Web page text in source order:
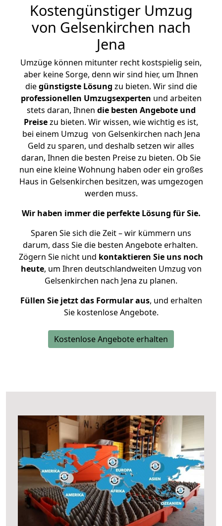
Kostengünstiger Umzug
von Gelsenkirchen nach
Jena
Umzüge können mitunter recht kostspielig sein,
aber keine Sorge, denn wir sind hier, um Ihnen
diegünstigste Lösung zu bieten. Wir sind die
professionellen Umzugsexperten und arbeiten
stets daran, Ihnen die besten Angebote und
Preisezu bieten. Wir wissen, wie wichtig es ist,
bei einem Umzug von Gelsenkirchen nach Jena
Geld zu sparen, und deshalb setzen wir alles
daran, Ihnen die besten Preise zu bieten. Ob Sie
nun eine kleine Wohnung haben oder ein großes
Haus in Gelsenkirchen besitzen, was umgezogen
werden muss.
Wir haben immer die perfekte Lösung für Sie.
Sparen Sie sich die Zeit – wir kümmern uns
darum, dass Sie die besten Angebote erhalten.
Zögern Sie nicht und kontaktieren Sie uns noch
heute, um Ihren deutschlandweiten Umzug von
Gelsenkirchen nach Jena zu planen.
Füllen Sie jetzt das Formular aus, und erhalten
Sie kostenlose Angebote.
Kostenlose Angebote erhalten